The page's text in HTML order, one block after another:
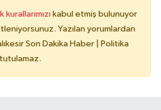
kurallarımızı kabul etmiş bulunuyor
Yazılan yorumlardan
Son Dakika Haber | Politika